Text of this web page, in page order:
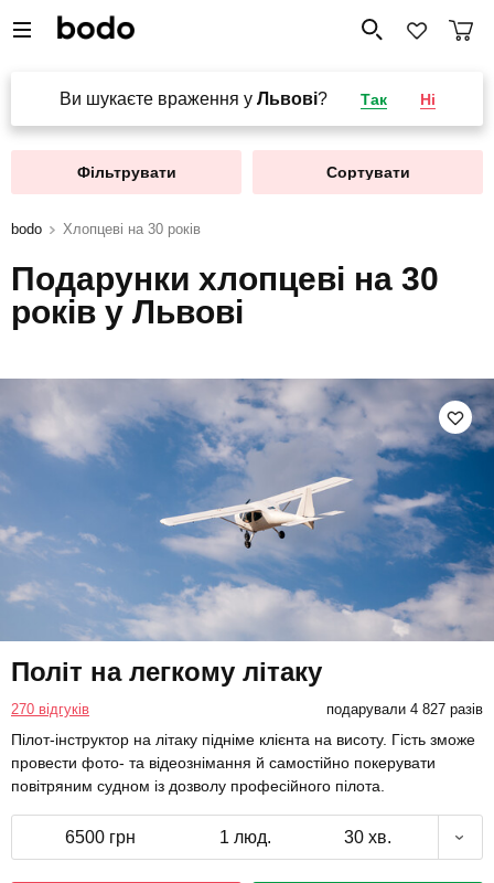
Ви шукаєте враження у Львові? Так Ні
Фільтрувати Сортувати
bodo Хлопцеві на 30 років
Подарунки хлопцеві на 30
років у Львові
Політ на легкому літаку
270 відгуків подарували 4 827 разів
Пілот-інструктор на літаку підніме клієнта на висоту. Гість зможе
провести фото- та відеознімання й самостійно покерувати
повітряним судном із дозволу професійного пілота.
6500 грн 1 люд. 30 хв.